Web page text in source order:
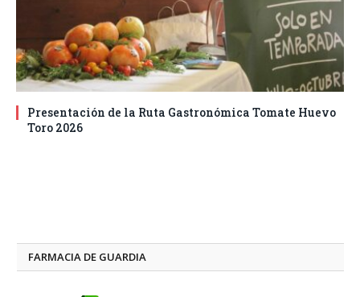
Presentación de la Ruta Gastronómica Tomate Huevo
Toro 2026
FARMACIA DE GUARDIA